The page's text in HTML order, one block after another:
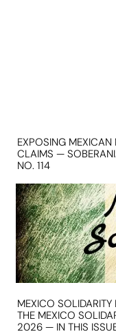
EXPOSING MEXICAN
CLAIMS —
NO. 114
MEXICO
THE MEXICO
2026 — IN THIS